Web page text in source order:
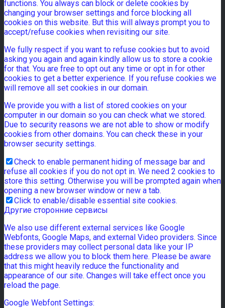
functions. You always can block or delete cookies by
changing your browser settings and force blocking all
cookies on this website. But this will always prompt you to
accept/refuse cookies when revisiting our site.
We fully respect if you want to refuse cookies but to avoid
asking you again and again kindly allow us to store a cookie
for that. You are free to opt out any time or opt in for other
cookies to get a better experience. If you refuse cookies we
will remove all set cookies in our domain.
We provide you with a list of stored cookies on your
computer in our domain so you can check what we stored.
Due to security reasons we are not able to show or modify
cookies from other domains. You can check these in your
browser security settings.
Check to enable permanent hiding of message bar and
refuse all cookies if you do not opt in. We need 2 cookies to
store this setting. Otherwise you will be prompted again when
opening a new browser window or new a tab.
Click to enable/disable essential site cookies.
Другие сторонние сервисы
We also use different external services like Google
Webfonts, Google Maps, and external Video providers. Since
these providers may collect personal data like your IP
address we allow you to block them here. Please be aware
that this might heavily reduce the functionality and
appearance of our site. Changes will take effect once you
reload the page.
Google Webfont Settings: